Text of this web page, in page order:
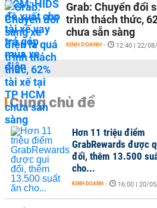
Grab: Chuyển đổi
trình thách thức,
chưa sẵn sàng
KINH DOANH - 12:40 | 22/
Cùng chủ đề
Hơn 11 triệu điểm
GrabRewards được
đổi, thêm 13.500
cho...
KINH DOANH - 16:00 | 20/